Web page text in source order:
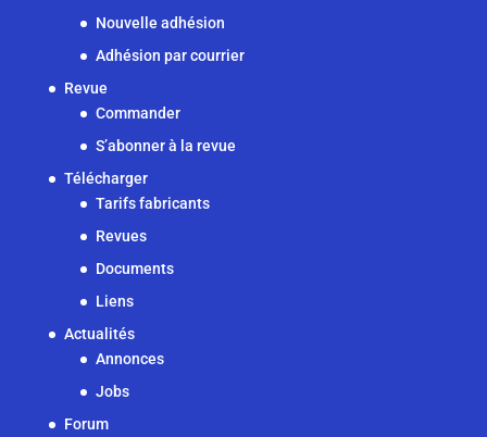
Nouvelle adhésion
Adhésion par courrier
Revue
Commander
S’abonner à la revue
Télécharger
Tarifs fabricants
Revues
Documents
Liens
Actualités
Annonces
Jobs
Forum